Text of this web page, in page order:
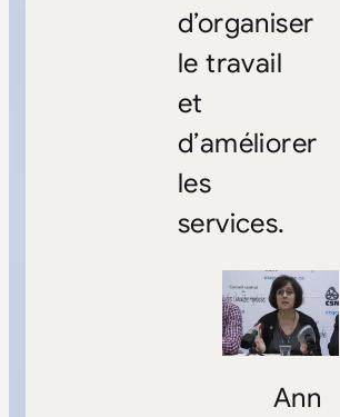
d’organiser
le travail
et
d’améliorer
les
services.
Ann